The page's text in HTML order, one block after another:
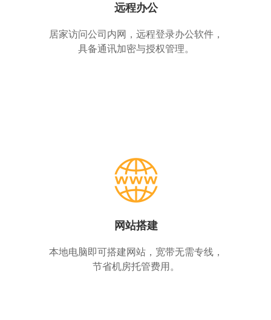
远程办公
居家访问公司内网，远程登录办公软件，
具备通讯加密与授权管理。
网站搭建
本地电脑即可搭建网站，宽带无需专线，
节省机房托管费用。